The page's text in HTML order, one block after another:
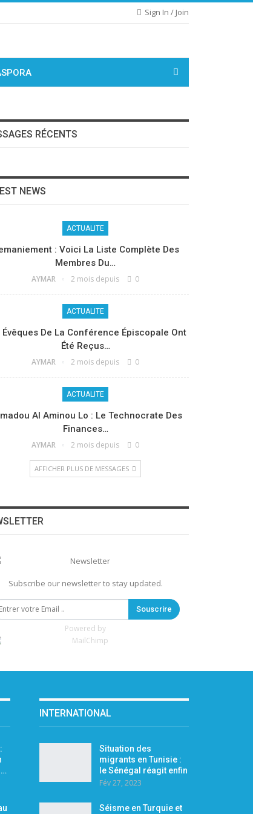
Sign In / Join
RÉCENTS
NEWS
ACTUALITE
: Voici La Liste Complète Des
Membres Du…
AYMAR 2 mois depuis 0
ACTUALITE
Évêques De La Conférence Épiscopale Ont
Été Reçus…
AYMAR 2 mois depuis 0
ACTUALITE
Al Aminou Lo : Le Technocrate Des
Finances…
AYMAR 2 mois depuis 0
AFFICHER PLUS DE MESSAGES
Subscribe our newsletter to stay updated.
Souscrire
Powered by
INTERNATIONAL
Situation des
migrants en Tunisie :
le Sénégal réagit enfin
Fév 27, 2023
Séisme en Turquie et